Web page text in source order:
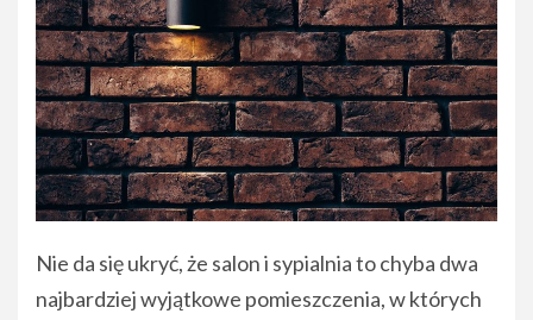
Nie da się ukryć, że salon i sypialnia to chyba dwa
najbardziej wyjątkowe pomieszczenia, w których